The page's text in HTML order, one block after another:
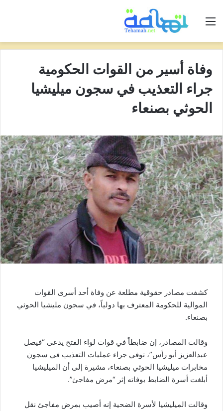
القائمة
وفاة أسير من القوات الحكومية
جراء التعذيب في سجون ميليشيا
الحوثي بصنعاء
كشفت مصادر حقوقية مطلعة عن وفاة أحد أسرى القوات
الموالية للحكومة المعترف بها دولياً، في سجون مليشيا الحوثي
بصنعاء.
وقالت المصادر، إن ضابطاً في قوات لواء الفتح يدعى “فيصل
عبدالعزيز أبو رأس”، توفي جراء عمليات التعذيب في سجون
مخابرات ميليشيا الحوثي بصنعاء، مشيرة إلى أن الميليشيا
أبلغت أسرة الضابط بوفاته إثر “مرض مفاجئ”.
وقالت الميليشيا لأسرة الضحية إنه أصيب بمرض مفاجئ نقل